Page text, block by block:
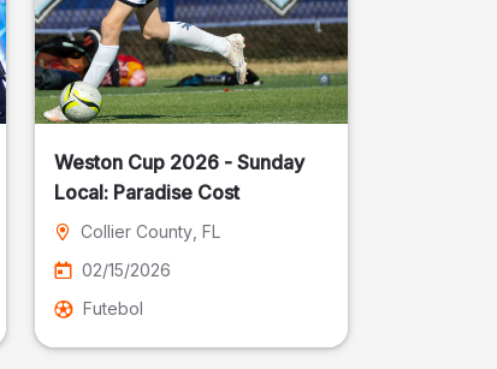
Weston Cup 2026 - Sunday
Local: Paradise Cost
Collier County, FL
02/15/2026
Futebol